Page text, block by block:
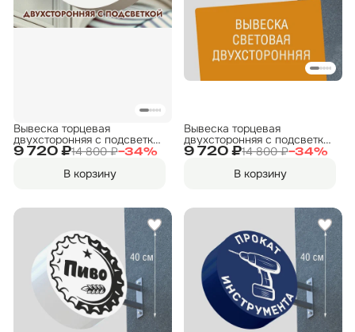
9 720 ₽14 800 ₽−34%
Вывеска торцевая
двухсторонняя с подсветкой
"Фото" 2, диам. 40 см
В корзину
9 720 ₽14 800 ₽−34%
Вывеска торцевая
двухсторонняя с подсветкой
"Пиво" 4, диам. 40 см
В корзину